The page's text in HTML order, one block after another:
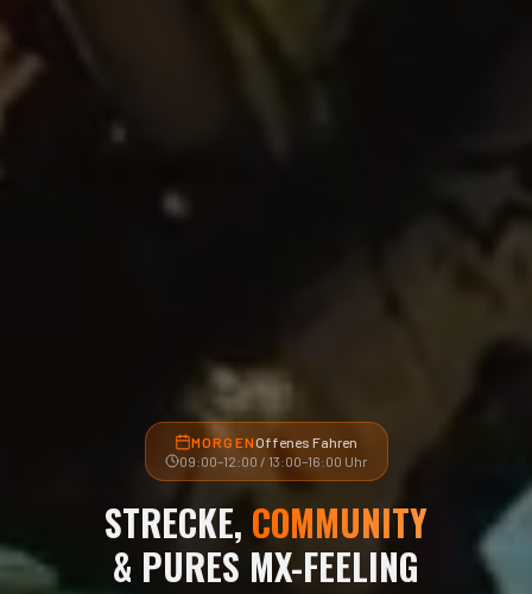
MORGENOffenes Fahren
09:00–12:00 / 13:00–16:00 Uhr
STRECKE, COMMUNITY
& PURES MX-FEELING